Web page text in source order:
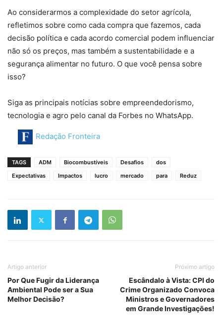
Ao considerarmos a complexidade do setor agrícola,
refletimos sobre como cada compra que fazemos, cada
decisão política e cada acordo comercial podem influenciar
não só os preços, mas também a sustentabilidade e a
segurança alimentar no futuro. O que você pensa sobre
isso?
Siga as principais notícias sobre empreendedorismo,
tecnologia e agro pelo canal da Forbes no WhatsApp.
Redação Fronteira
TAGS ADM Biocombustíveis Desafios
dos
Expectativas
Impactos lucro mercado para Reduz
Artigo anterior
Por Que Fugir da Liderança
Ambiental Pode ser a Sua
Melhor Decisão?
Próximo artigo
Escândalo à Vista: CPI do
Crime Organizado Convoca
Ministros e Governadores
em Grande Investigações!